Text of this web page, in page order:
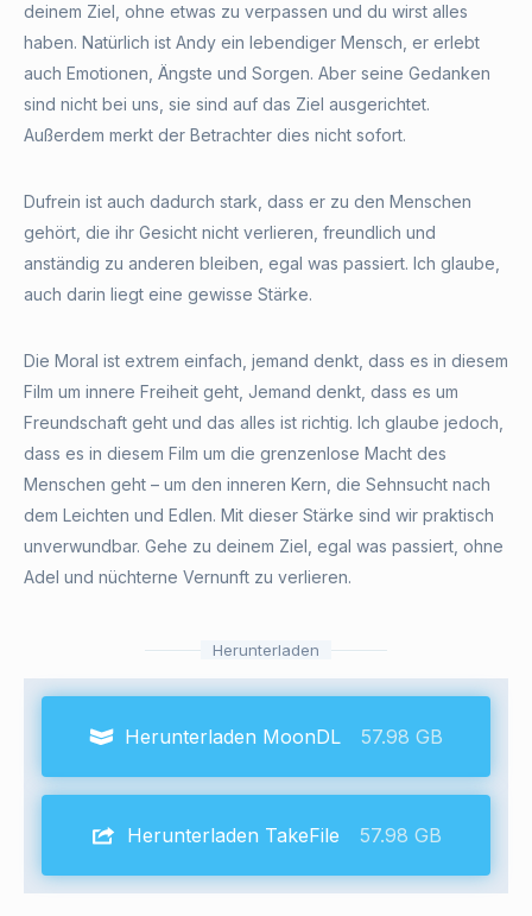
deinem Ziel, ohne etwas zu verpassen und du wirst alles
haben. Natürlich ist Andy ein lebendiger Mensch, er erlebt
auch Emotionen, Ängste und Sorgen. Aber seine Gedanken
sind nicht bei uns, sie sind auf das Ziel ausgerichtet.
Außerdem merkt der Betrachter dies nicht sofort.
Dufrein ist auch dadurch stark, dass er zu den Menschen
gehört, die ihr Gesicht nicht verlieren, freundlich und
anständig zu anderen bleiben, egal was passiert. Ich glaube,
auch darin liegt eine gewisse Stärke.
Die Moral ist extrem einfach, jemand denkt, dass es in diesem
Film um innere Freiheit geht, Jemand denkt, dass es um
Freundschaft geht und das alles ist richtig. Ich glaube jedoch,
dass es in diesem Film um die grenzenlose Macht des
Menschen geht – um den inneren Kern, die Sehnsucht nach
dem Leichten und Edlen. Mit dieser Stärke sind wir praktisch
unverwundbar. Gehe zu deinem Ziel, egal was passiert, ohne
Adel und nüchterne Vernunft zu verlieren.
Herunterladen
Herunterladen MoonDL 57.98 GB
Herunterladen TakeFile 57.98 GB